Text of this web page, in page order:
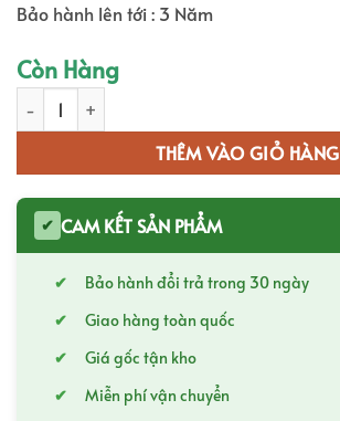
Bảo hành lên tới : 3 Năm
Còn Hàng
Tủ Chậu Lavabo G7 - 8012S số lượng
THÊM VÀO GIỎ HÀNG
✔ CAM KẾT SẢN PHẨM
Bảo hành đổi trả trong 30 ngày
Giao hàng toàn quốc
Giá gốc tận kho
Miễn phí vận chuyển